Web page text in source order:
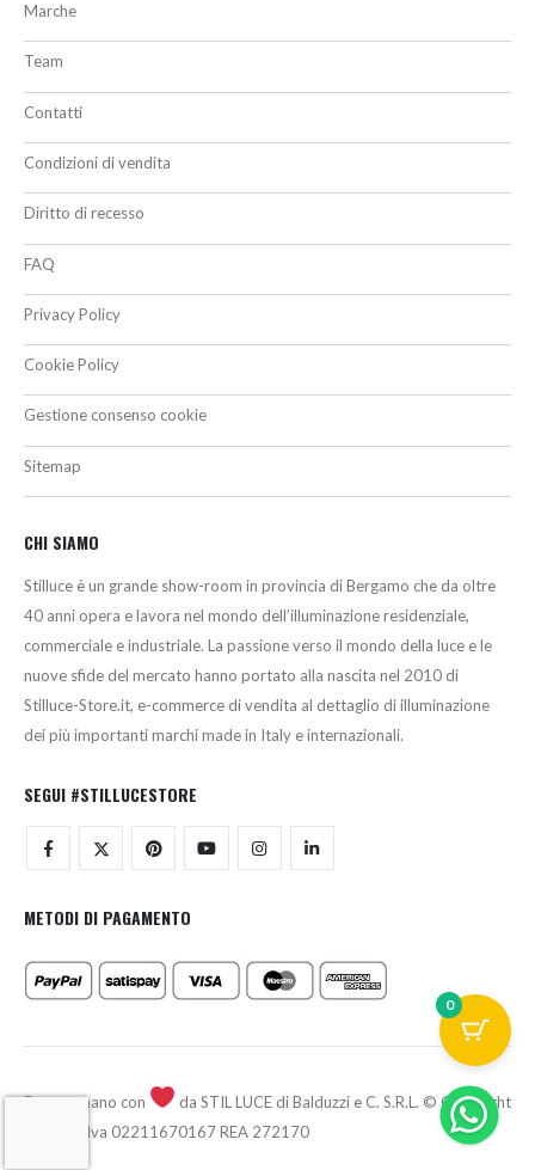
Marche
Team
Contatti
Condizioni di vendita
Diritto di recesso
FAQ
Privacy Policy
Cookie Policy
Gestione consenso cookie
Sitemap
CHI SIAMO
Stilluce è un grande show-room in provincia di Bergamo che da oltre
40 anni opera e lavora nel mondo dell’illuminazione residenziale,
commerciale e industriale. La passione verso il mondo della luce e le
nuove sfide del mercato hanno portato alla nascita nel 2010 di
Stilluce-Store.it, e-commerce di vendita al dettaglio di illuminazione
dei più importanti marchi made in Italy e internazionali.
SEGUI #STILLUCESTORE
METODI DI PAGAMENTO
Fatto a mano con
da STIL LUCE di Balduzzi e C. S.R.L. © Copyright
2026 - P.Iva 02211670167 REA 272170
0